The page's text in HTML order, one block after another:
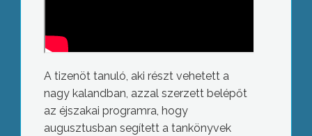
A tizenöt tanuló, aki részt vehetett a
nagy kalandban, azzal szerzett belépőt
az éjszakai programra, hogy
augusztusban segített a tankönyvek